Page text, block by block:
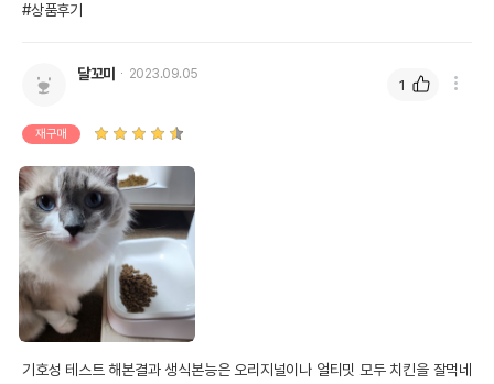
#상품후기
달꼬미 2023.09.05
재구매
기호성 테스트 해본결과 생식본능은 오리지널이나 얼티밋 모두 치킨을 잘먹네
1